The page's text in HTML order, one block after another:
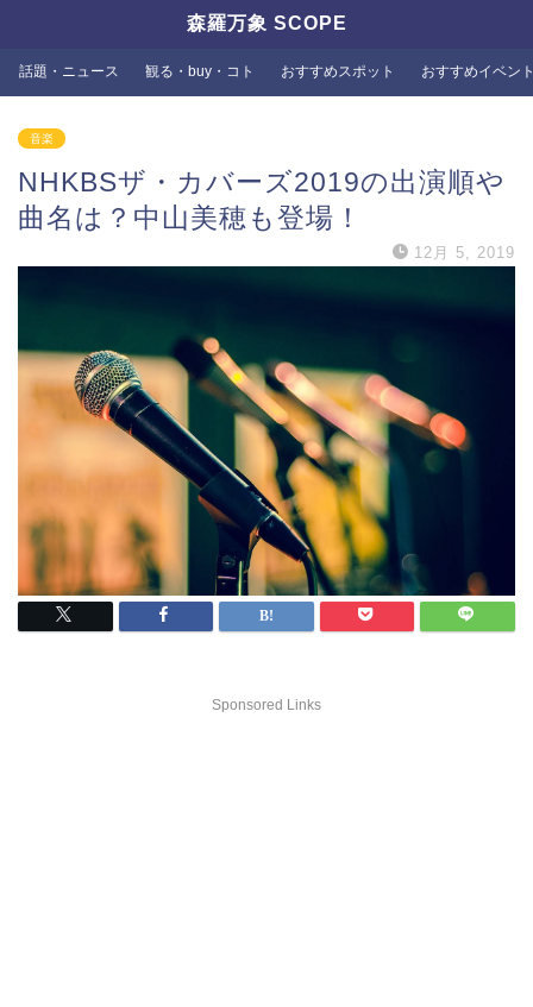
森羅万象 SCOPE
話題・ニュース 観る・buy・コト おすすめスポット おすすめイベン
音楽
NHKBSザ・カバーズ2019の出演順や
曲名は？中山美穂も登場！
12月 5, 2019
Sponsored Links